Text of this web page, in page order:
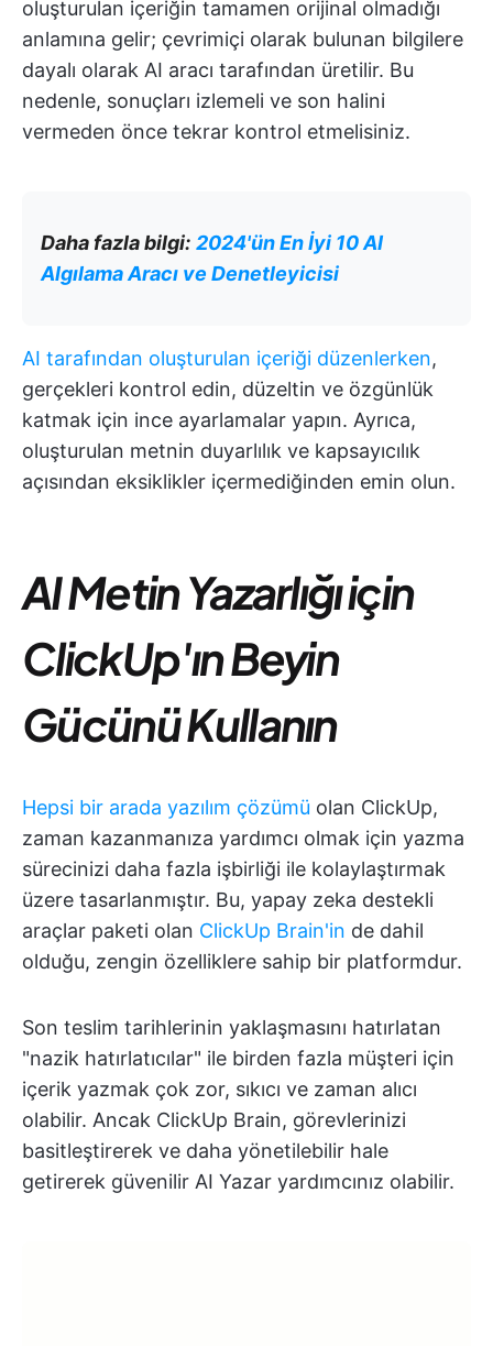
oluşturulan içeriğin tamamen orijinal olmadığı
anlamına gelir; çevrimiçi olarak bulunan bilgilere
dayalı olarak AI aracı tarafından üretilir. Bu
nedenle, sonuçları izlemeli ve son halini
vermeden önce tekrar kontrol etmelisiniz.
Daha fazla bilgi: 2024'ün En İyi 10 AI
Algılama Aracı ve Denetleyicisi
AI tarafından oluşturulan içeriği düzenlerken,
gerçekleri kontrol edin, düzeltin ve özgünlük
katmak için ince ayarlamalar yapın. Ayrıca,
oluşturulan metnin duyarlılık ve kapsayıcılık
açısından eksiklikler içermediğinden emin olun.
AI Metin Yazarlığı için
ClickUp'ın Beyin
Gücünü Kullanın
Hepsi bir arada yazılım çözümü olan ClickUp,
zaman kazanmanıza yardımcı olmak için yazma
sürecinizi daha fazla işbirliği ile kolaylaştırmak
üzere tasarlanmıştır. Bu, yapay zeka destekli
araçlar paketi olan ClickUp Brain'in de dahil
olduğu, zengin özelliklere sahip bir platformdur.
Son teslim tarihlerinin yaklaşmasını hatırlatan
"nazik hatırlatıcılar" ile birden fazla müşteri için
içerik yazmak çok zor, sıkıcı ve zaman alıcı
olabilir. Ancak ClickUp Brain, görevlerinizi
basitleştirerek ve daha yönetilebilir hale
getirerek güvenilir AI Yazar yardımcınız olabilir.